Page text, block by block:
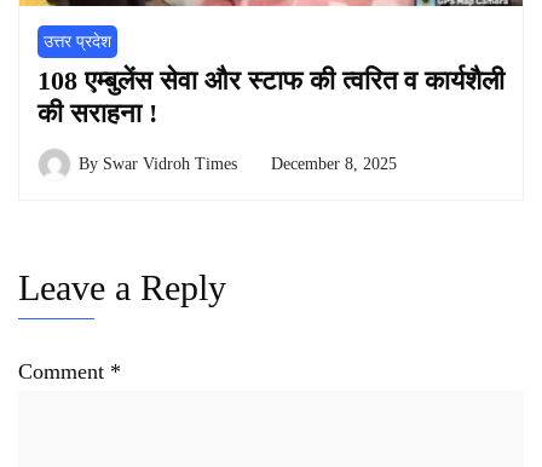
उत्तर प्रदेश
108 एम्बुलेंस सेवा और स्टाफ की त्वरित व कार्यशैली
की सराहना !
By Swar Vidroh Times December 8, 2025
Leave a Reply
Comment *